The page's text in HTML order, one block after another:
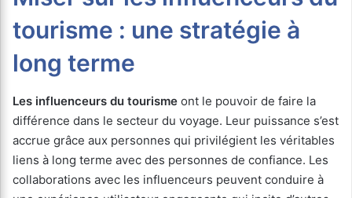
tourisme : une stratégie à
long terme
Les influenceurs du tourisme ont le pouvoir de faire la
différence dans le secteur du voyage. Leur puissance s’est
accrue grâce aux personnes qui privilégient les véritables
liens à long terme avec des personnes de confiance. Les
collaborations avec les influenceurs peuvent conduire à